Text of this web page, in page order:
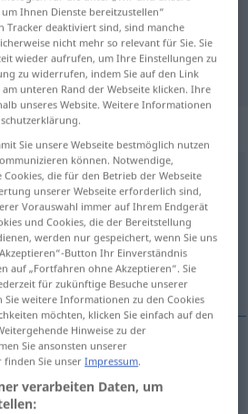
: Maskulinum
anklicken/antippen)
Ihnen Dienste bereitzustellen“
Tracker deaktiviert sind, sind manche
nicht mehr so relevant für Sie. Sie
wieder aufrufen, um Ihre Einstellungen zu
zu widerrufen, indem Sie auf den Link
unteren Rand der Webseite klicken. Ihre
unseres Website. Weitere Informationen
Sie unsere Webseite bestmöglich nutzen
können. Notwendige,
die für den Betrieb der Webseite
unserer Webseite erforderlich sind,
Vorauswahl immer auf Ihrem Endgerät
und Cookies, die der Bereitstellung
werden nur gespeichert, wenn Sie uns
Button Ihr Einverständnis
auf „Fortfahren ohne Akzeptieren“. Sie
für zukünftige Besuche unserer
Sie weitere Informationen zu den Cookies
möchten, klicken Sie einfach auf den
Hinweise zu der
Sie ansonsten unserer
finden Sie unserImpressum.
verarbeiten Daten, um